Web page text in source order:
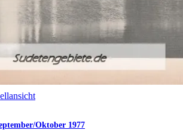
Oktober 1977